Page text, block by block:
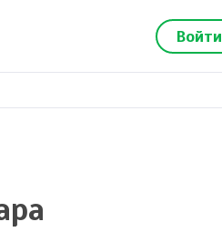
Войти